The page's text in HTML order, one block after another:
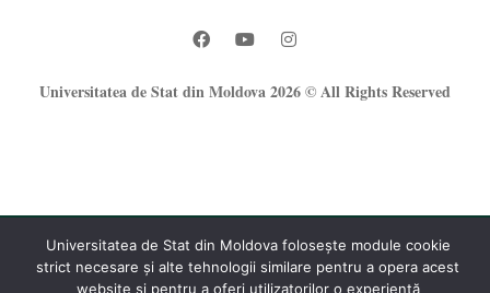
Universitatea de Stat din Moldova 2026 © All Rights Reserved
Universitatea de Stat din Moldova folosește module cookie
strict necesare și alte tehnologii similare pentru a opera acest
website și pentru a oferi utilizatorilor o experiență